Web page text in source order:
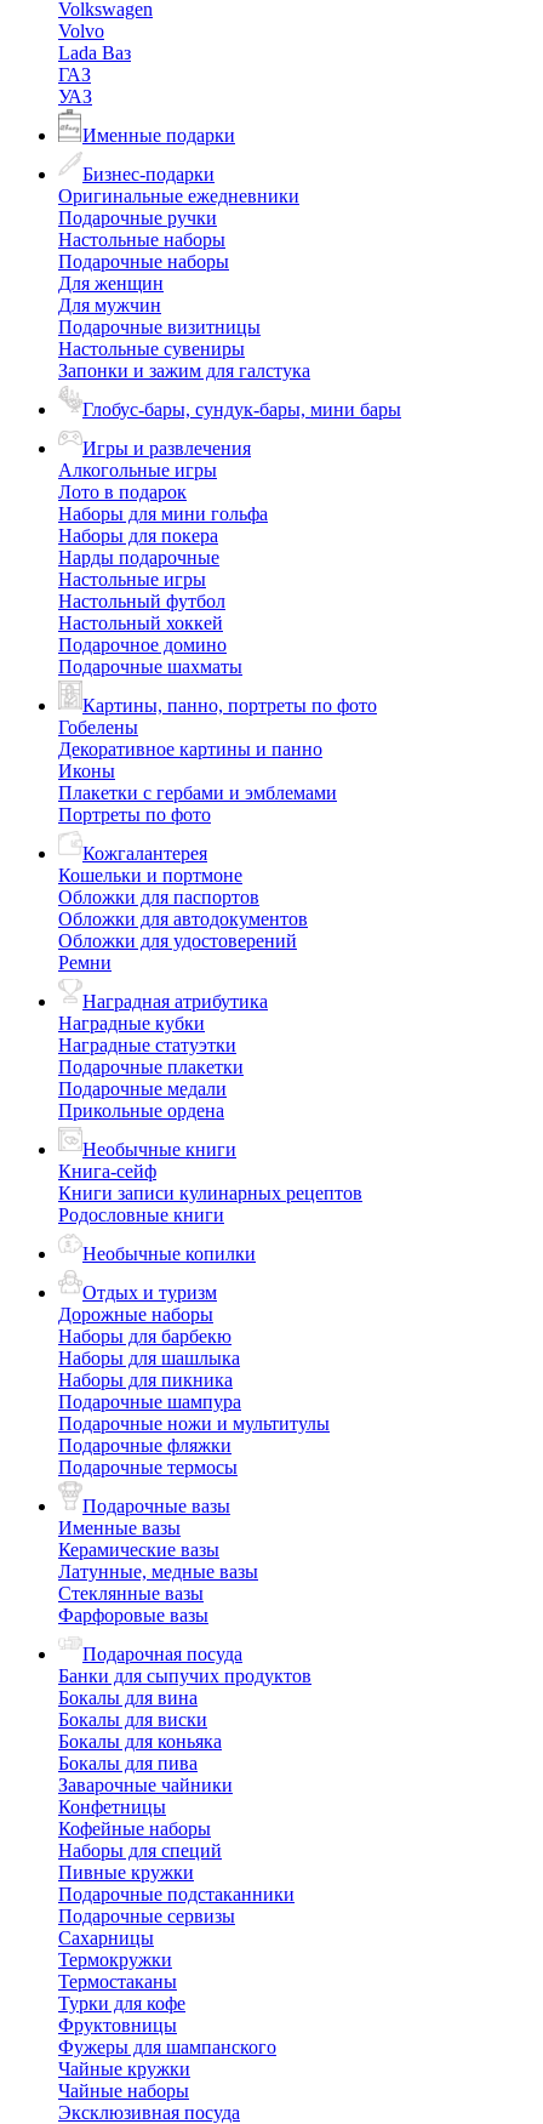
Volkswagen
Volvo
Lada Ваз
ГАЗ
УАЗ
Именные подарки
Бизнес-подарки
Оригинальные ежедневники
Подарочные ручки
Настольные наборы
Подарочные наборы
Для женщин
Для мужчин
Подарочные визитницы
Настольные сувениры
Запонки и зажим для галстука
Глобус-бары, сундук-бары, мини бары
Игры и развлечения
Алкогольные игры
Лото в подарок
Наборы для мини гольфа
Наборы для покера
Нарды подарочные
Настольные игры
Настольный футбол
Настольный хоккей
Подарочное домино
Подарочные шахматы
Картины, панно, портреты по фото
Гобелены
Декоративное картины и панно
Иконы
Плакетки с гербами и эмблемами
Портреты по фото
Кожгалантерея
Кошельки и портмоне
Обложки для паспортов
Обложки для автодокументов
Обложки для удостоверений
Ремни
Наградная атрибутика
Наградные кубки
Наградные статуэтки
Подарочные плакетки
Подарочные медали
Прикольные ордена
Необычные книги
Книга-сейф
Книги записи кулинарных рецептов
Родословные книги
Необычные копилки
Отдых и туризм
Дорожные наборы
Наборы для барбекю
Наборы для шашлыка
Наборы для пикника
Подарочные шампура
Подарочные ножи и мультитулы
Подарочные фляжки
Подарочные термосы
Подарочные вазы
Именные вазы
Керамические вазы
Латунные, медные вазы
Стеклянные вазы
Фарфоровые вазы
Подарочная посуда
Банки для сыпучих продуктов
Бокалы для вина
Бокалы для виски
Бокалы для коньяка
Бокалы для пива
Заварочные чайники
Конфетницы
Кофейные наборы
Наборы для специй
Пивные кружки
Подарочные подстаканники
Подарочные сервизы
Сахарницы
Термокружки
Термостаканы
Турки для кофе
Фруктовницы
Фужеры для шампанского
Чайные кружки
Чайные наборы
Эксклюзивная посуда